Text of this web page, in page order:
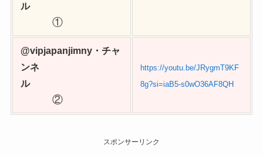
ル
①
@vipjapanjimny・チャ
ンネ
ル
②
https://youtu.be/JRygmT9KF
8g?si=iaB5-s0wO36AF8QH
スポンサーリンク